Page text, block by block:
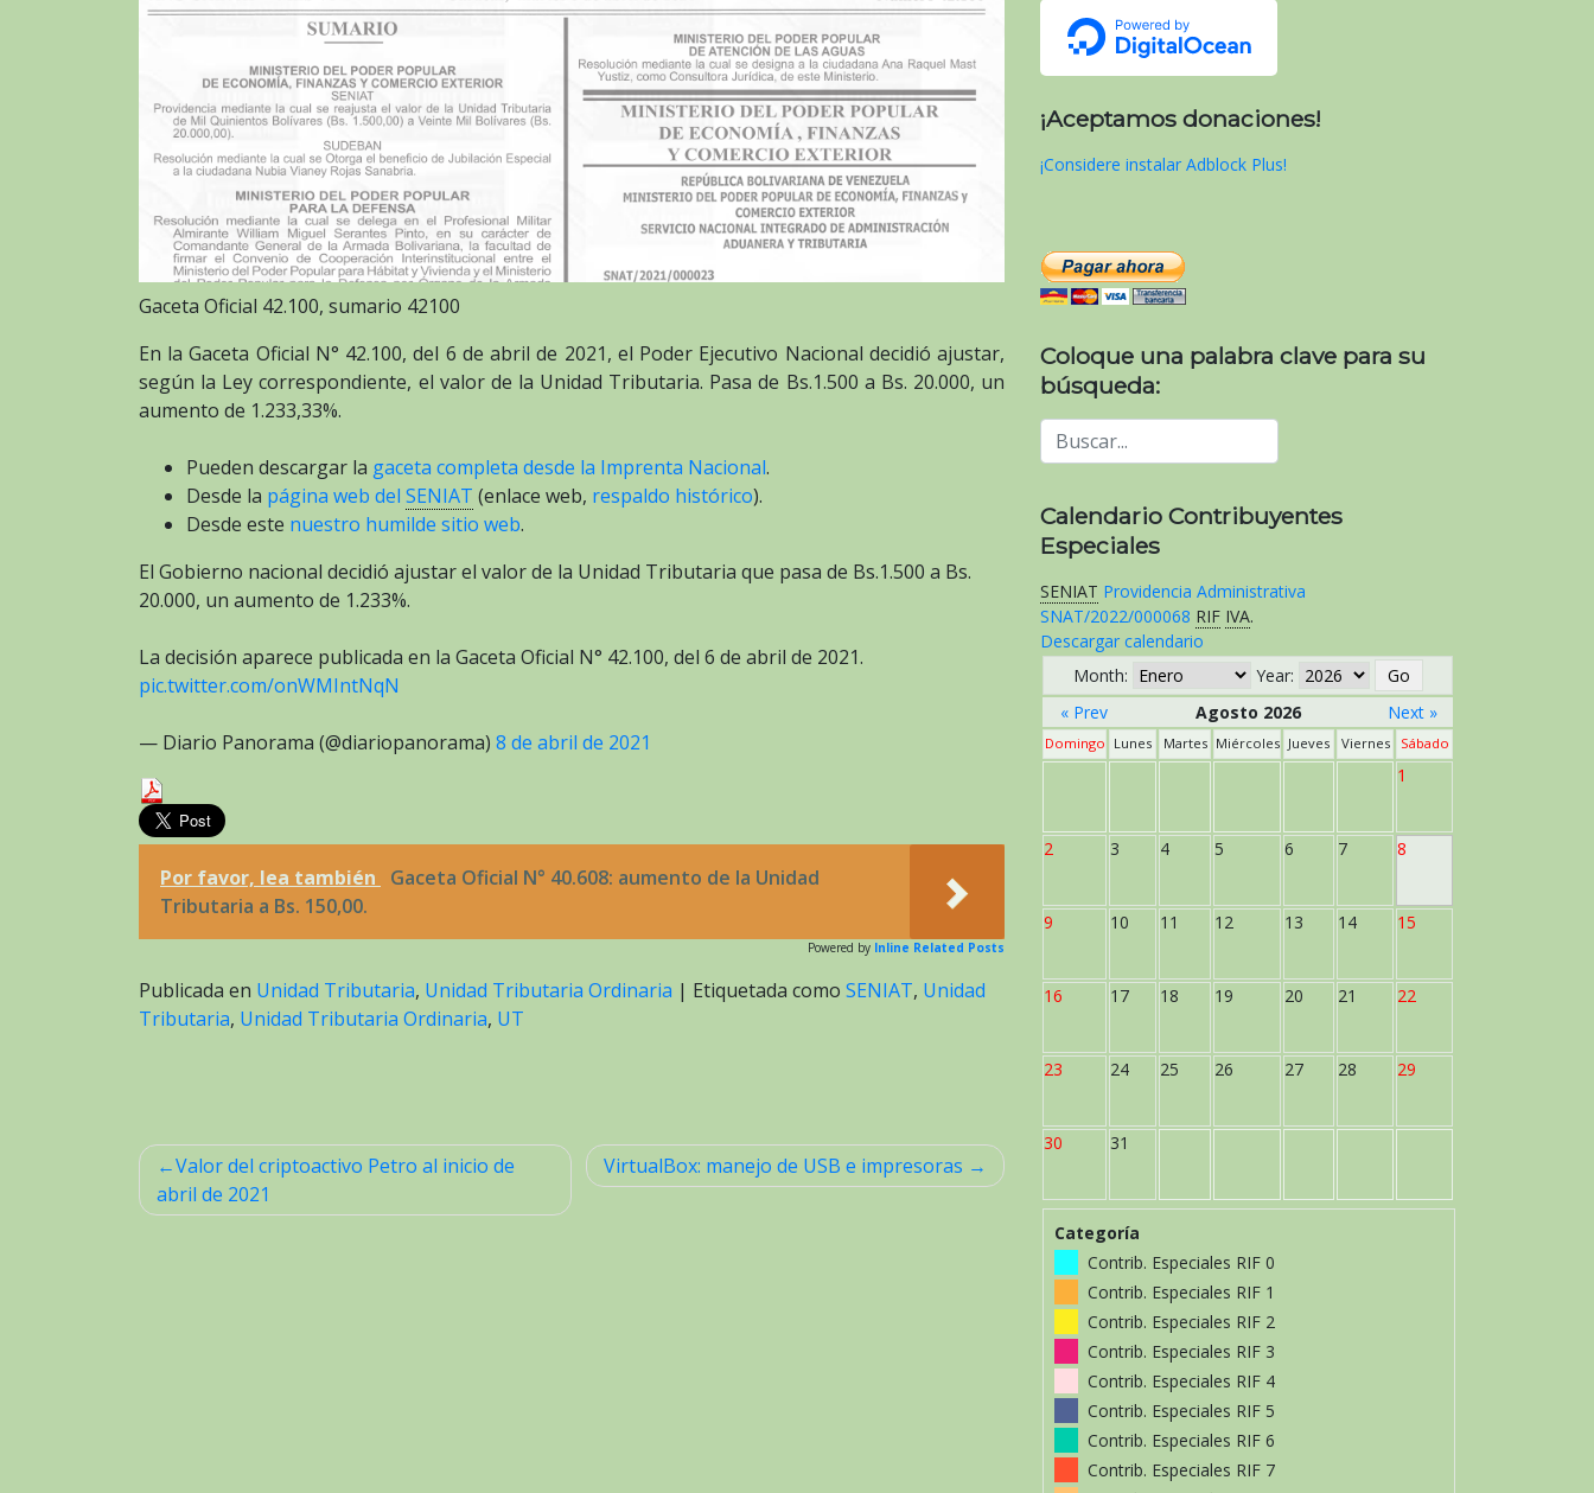
Gaceta Oficial 42.100, sumario 42100
En la Gaceta Oficial N° 42.100, del 6 de abril de 2021, el Poder Ejecutivo Nacional decidió ajustar,
según la Ley correspondiente, el valor de la Unidad Tributaria. Pasa de Bs.1.500 a Bs. 20.000, un
aumento de 1.233,33%.
Pueden descargar la gaceta completa desde la Imprenta Nacional.
Desde la página web del SENIAT (enlace web, respaldo histórico).
Desde este nuestro humilde sitio web.
El Gobierno nacional decidió ajustar el valor de la Unidad Tributaria que pasa de Bs.1.500 a Bs.
20.000, un aumento de 1.233%.
La decisión aparece publicada en la Gaceta Oficial N° 42.100, del 6 de abril de 2021.
pic.twitter.com/onWMIntNqN
— Diario Panorama (@diariopanorama) 8 de abril de 2021
Por favor, lea también
Gaceta Oficial N° 40.608: aumento de la Unidad
Tributaria a Bs. 150,00.
Powered by Inline Related Posts
Publicada en Unidad Tributaria, Unidad Tributaria Ordinaria | Etiquetada como SENIAT, Unidad
Tributaria, Unidad Tributaria Ordinaria, UT
Navegación
de
Valor del criptoactivo Petro al inicio de
abril de 2021
VirtualBox: manejo de USB e impresoras
¡Aceptamos donaciones!
¡Considere instalar Adblock Plus!
Coloque una palabra clave para su
búsqueda:
Calendario Contribuyentes
Especiales
SENIAT Providencia Administrativa
SNAT/2022/000068 RIF IVA.
Descargar calendario
Month:
Year:
« Prev
Agosto 2026 Next »
Domingo Lunes Martes Miércoles Jueves Viernes Sábado
1
2 3 4 5 6 7 8
9 10 11 12 13 14 15
16 17 18 19 20 21 22
23 24 25 26 27 28 29
30 31
Categoría
Contrib. Especiales RIF 0
Contrib. Especiales RIF 1
Contrib. Especiales RIF 2
Contrib. Especiales RIF 3
Contrib. Especiales RIF 4
Contrib. Especiales RIF 5
Contrib. Especiales RIF 6
Contrib. Especiales RIF 7